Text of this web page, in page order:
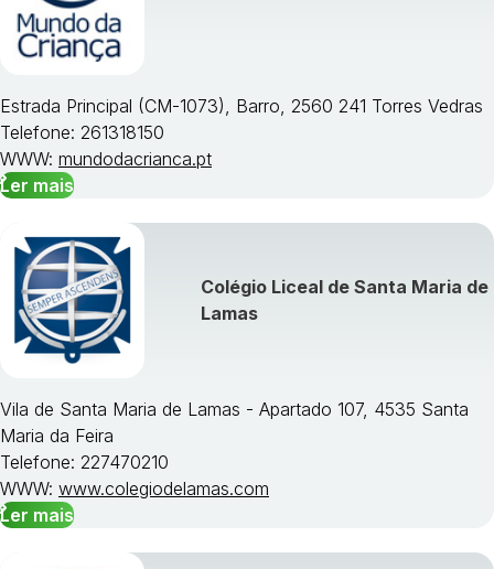
Estrada Principal (CM-1073), Barro, 2560 241 Torres Vedras
Telefone: 261318150
WWW: mundodacrianca.pt
Ler mais
Colégio Liceal de Santa Maria de
Lamas
Vila de Santa Maria de Lamas - Apartado 107, 4535 Santa
Maria da Feira
Telefone: 227470210
WWW: www.colegiodelamas.com
Ler mais